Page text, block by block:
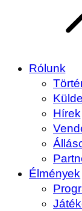
Rólunk
Hírek
Élmények